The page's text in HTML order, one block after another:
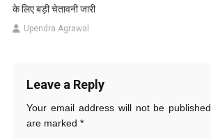
के लिए बड़ी चेतावनी जारी
Upendra Agrawal
Leave a Reply
Your email address will not be published.
are marked *